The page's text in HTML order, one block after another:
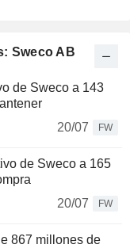
Sweco AB
de Sweco a 143
20/07
FW
de Sweco a 165
20/07
FW
867 millones de